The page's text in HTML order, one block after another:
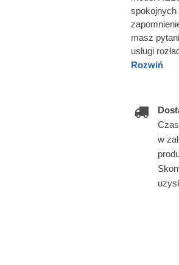
spokojnych
masz
usługi
Rozwiń
w